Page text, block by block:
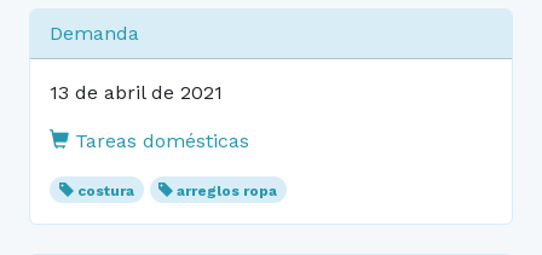
Demanda
13 de abril de 2021
Tareas domésticas
costura arreglos ropa